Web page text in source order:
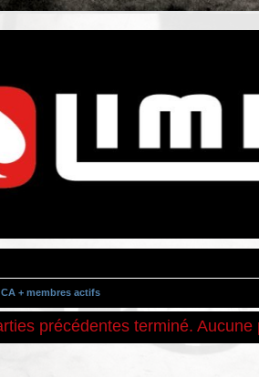
+ membres actifs
précédentes terminé. Aucune